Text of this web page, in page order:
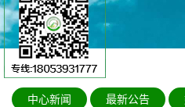
中心新闻 最新公告